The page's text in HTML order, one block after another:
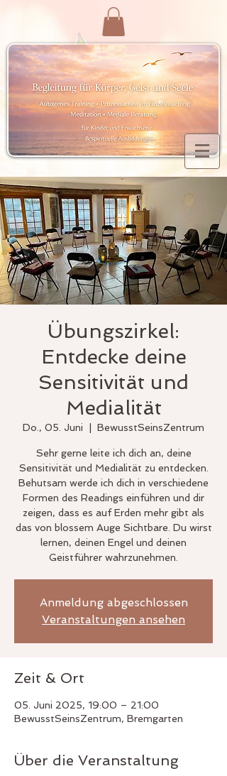
Übungszirkel:
Entdecke deine
Sensitivität und
Medialität
Do., 05. Juni BewusstSeinsZentrum
Sehr gerne leite ich dich an, deine
Sensitivität und Medialität zu entdecken.
Behutsam werde ich dich in verschiedene
Formen des Readings einführen und dir
zeigen, dass es auf Erden mehr gibt als
das von blossem Auge Sichtbare. Du wirst
lernen, deinen Engel und deinen
Geistführer wahrzunehmen.
Anmeldung abgeschlossen
Veranstaltungen ansehen
Zeit & Ort
05. Juni 2025, 19:00 – 21:00
BewusstSeinsZentrum, Bremgarten
Über die Veranstaltung